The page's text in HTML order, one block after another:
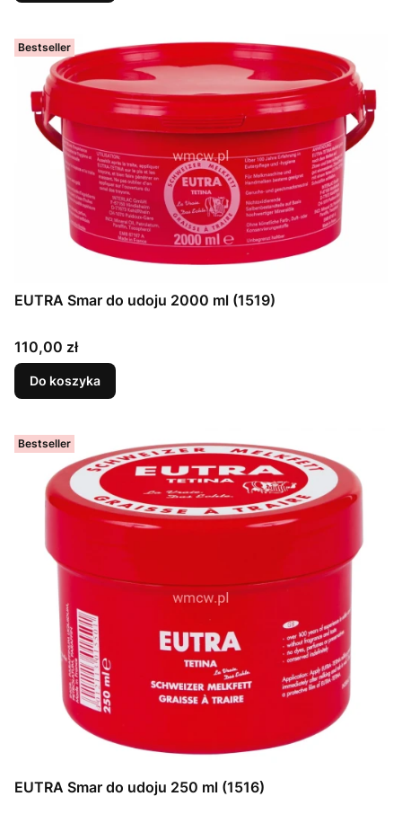
Bestseller
EUTRA Smar do udoju 2000 ml (1519)
Cena
110,00 zł
Do koszyka
Bestseller
EUTRA Smar do udoju 250 ml (1516)